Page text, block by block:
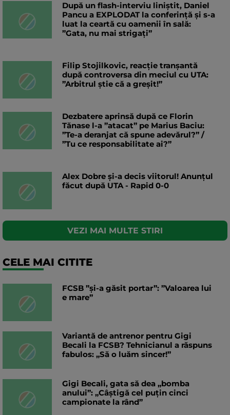
După un flash-interviu liniștit, Daniel
Pancu a EXPLODAT la conferință și s-a
luat la ceartă cu oamenii în sală:
”Gata, nu mai strigați”
Filip Stojilkovic, reacție tranșantă
după controversa din meciul cu UTA:
”Arbitrul știe că a greșit!”
Dezbatere aprinsă după ce Florin
Tănase l-a ”atacat” pe Marius Baciu:
”Te-a deranjat că spune adevărul?” /
”Tu ce responsabilitate ai?”
Alex Dobre și-a decis viitorul! Anunțul
făcut după UTA - Rapid 0-0
VEZI MAI MULTE STIRI
CELE MAI CITITE
FCSB ”și-a găsit portar”: ”Valoarea lui
e mare”
Variantă de antrenor pentru Gigi
Becali la FCSB? Tehnicianul a răspuns
fabulos: „Să o luăm sincer!”
Gigi Becali, gata să dea „bomba
anului”: „Câștigă cel puțin cinci
campionate la rând”